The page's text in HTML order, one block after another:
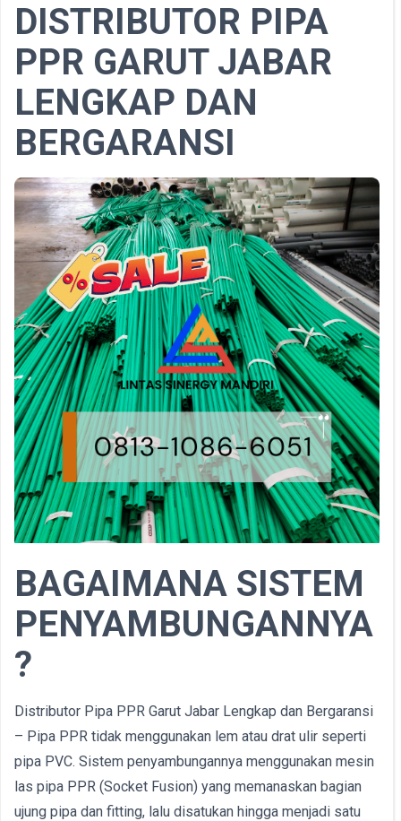
DISTRIBUTOR PIPA
PPR GARUT JABAR
LENGKAP DAN
BERGARANSI
BAGAIMANA SISTEM
PENYAMBUNGANNYA
?
Distributor Pipa PPR Garut Jabar Lengkap dan Bergaransi
– Pipa PPR tidak menggunakan lem atau drat ulir seperti
pipa PVC. Sistem penyambungannya menggunakan mesin
las pipa PPR (Socket Fusion) yang memanaskan bagian
ujung pipa dan fitting, lalu disatukan hingga menjadi satu